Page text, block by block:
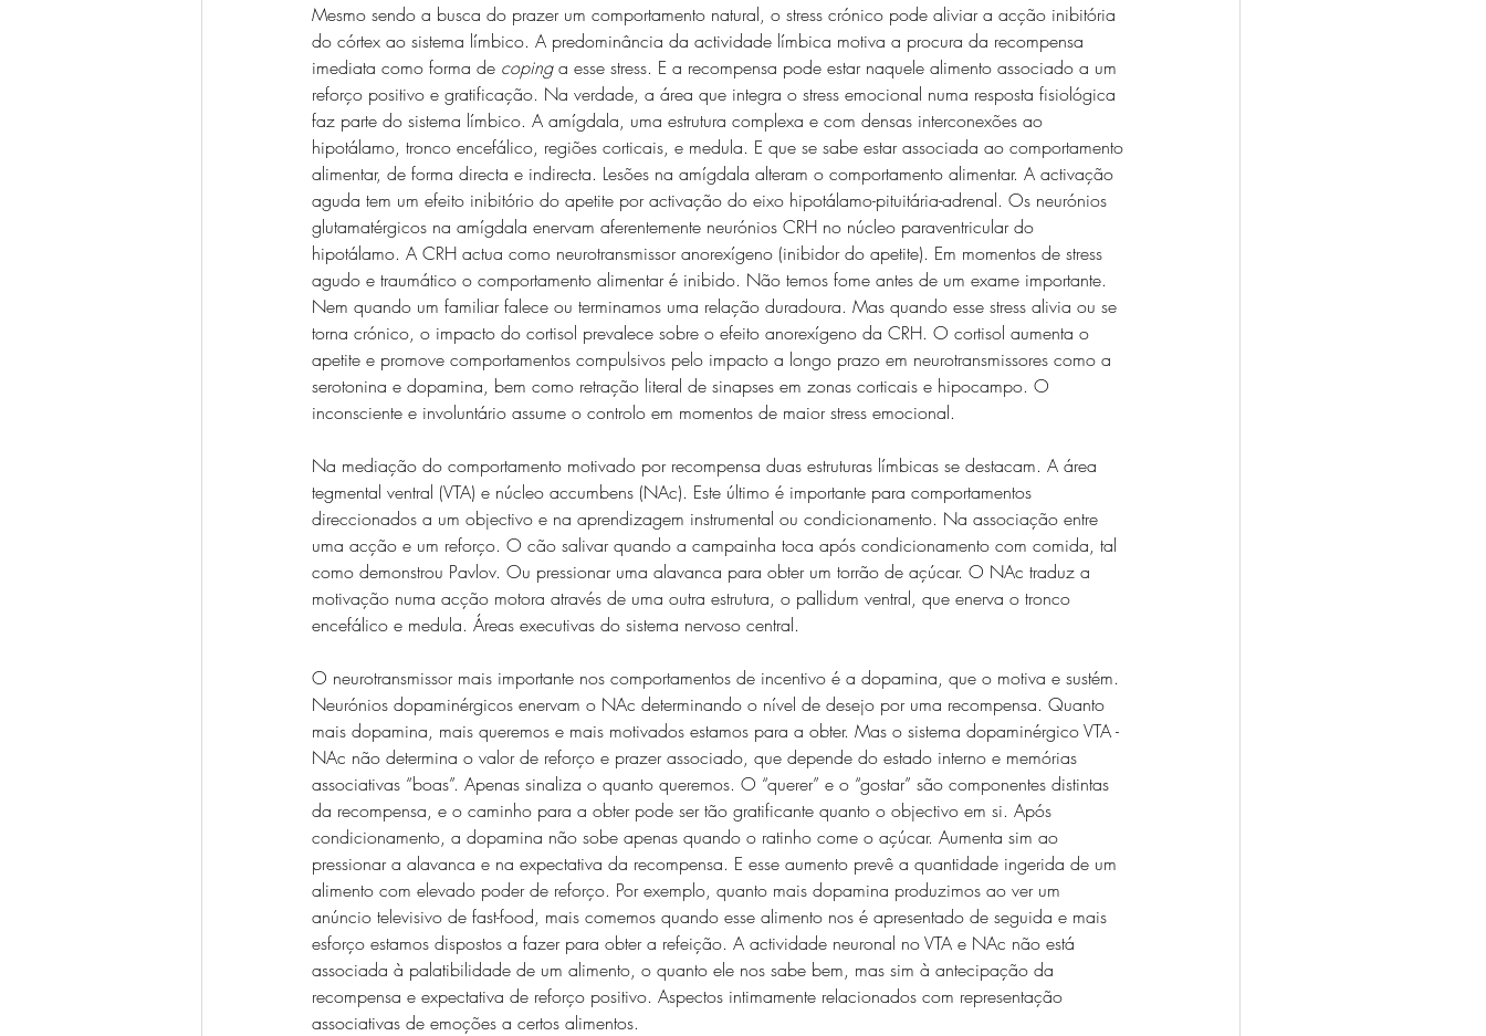
Mesmo sendo a busca do prazer um comportamento natural, o stress crónico pode aliviar a acção inibitória
do córtex ao sistema límbico. A predominância da actividade límbica motiva a procura da recompensa
imediata como forma de coping a esse stress. E a recompensa pode estar naquele alimento associado a um
reforço positivo e gratificação. Na verdade, a área que integra o stress emocional numa resposta fisiológica
faz parte do sistema límbico. A amígdala, uma estrutura complexa e com densas interconexões ao
hipotálamo, tronco encefálico, regiões corticais, e medula. E que se sabe estar associada ao comportamento
alimentar, de forma directa e indirecta. Lesões na amígdala alteram o comportamento alimentar. A activação
aguda tem um efeito inibitório do apetite por activação do eixo hipotálamo-pituitária-adrenal. Os neurónios
glutamatérgicos na amígdala enervam aferentemente neurónios CRH no núcleo paraventricular do
hipotálamo. A CRH actua como neurotransmissor anorexígeno (inibidor do apetite). Em momentos de stress
agudo e traumático o comportamento alimentar é inibido. Não temos fome antes de um exame importante.
Nem quando um familiar falece ou terminamos uma relação duradoura. Mas quando esse stress alivia ou se
torna crónico, o impacto do cortisol prevalece sobre o efeito anorexígeno da CRH. O cortisol aumenta o
apetite e promove comportamentos compulsivos pelo impacto a longo prazo em neurotransmissores como a
serotonina e dopamina, bem como retração literal de sinapses em zonas corticais e hipocampo. O
inconsciente e involuntário assume o controlo em momentos de maior stress emocional.
Na mediação do comportamento motivado por recompensa duas estruturas límbicas se destacam. A área
tegmental ventral (VTA) e núcleo accumbens (NAc). Este último é importante para comportamentos
direccionados a um objectivo e na aprendizagem instrumental ou condicionamento. Na associação entre
uma acção e um reforço. O cão salivar quando a campainha toca após condicionamento com comida, tal
como demonstrou Pavlov. Ou pressionar uma alavanca para obter um torrão de açúcar. O NAc traduz a
motivação numa acção motora através de uma outra estrutura, o pallidum ventral, que enerva o tronco
encefálico e medula. Áreas executivas do sistema nervoso central.
O neurotransmissor mais importante nos comportamentos de incentivo é a dopamina, que o motiva e sustém.
Neurónios dopaminérgicos enervam o NAc determinando o nível de desejo por uma recompensa. Quanto
mais dopamina, mais queremos e mais motivados estamos para a obter. Mas o sistema dopaminérgico VTA -
NAc não determina o valor de reforço e prazer associado, que depende do estado interno e memórias
associativas “boas”. Apenas sinaliza o quanto queremos. O “querer” e o “gostar” são componentes distintas
da recompensa, e o caminho para a obter pode ser tão gratificante quanto o objectivo em si. Após
condicionamento, a dopamina não sobe apenas quando o ratinho come o açúcar. Aumenta sim ao
pressionar a alavanca e na expectativa da recompensa. E esse aumento prevê a quantidade ingerida de um
alimento com elevado poder de reforço. Por exemplo, quanto mais dopamina produzimos ao ver um
anúncio televisivo de fast-food, mais comemos quando esse alimento nos é apresentado de seguida e mais
esforço estamos dispostos a fazer para obter a refeição. A actividade neuronal no VTA e NAc não está
associada à palatibilidade de um alimento, o quanto ele nos sabe bem, mas sim à antecipação da
recompensa e expectativa de reforço positivo. Aspectos intimamente relacionados com representação
associativas de emoções a certos alimentos.